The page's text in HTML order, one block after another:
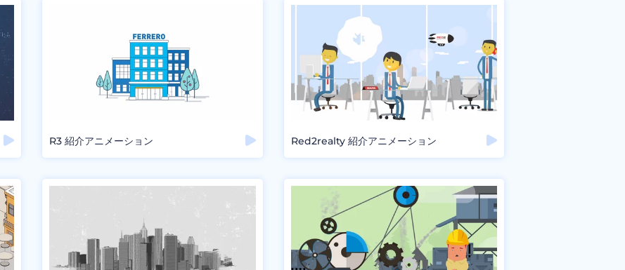
R3 紹介アニメーション Red2realty 紹介アニメーション